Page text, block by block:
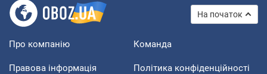
На початок
Про компанію Команда
Правова інформація Політика конфіденційності